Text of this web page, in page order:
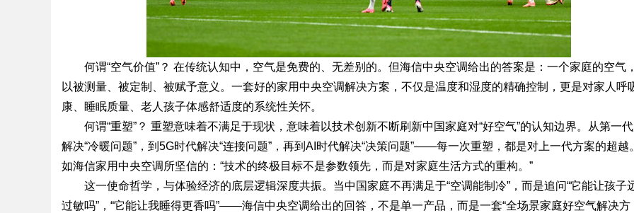
何谓“空气价值”？ 在传统认知中，空气是免费的、无差别的。但海信中央空调给出的答案是：一个家庭的空气
以被测量、被定制、被赋予意义。一套好的家用中央空调解决方案，不仅是温度和湿度的精确控制，更是对家人呼
康、睡眠质量、老人孩子体感舒适度的系统性关怀。
何谓“重塑”？ 重塑意味着不满足于现状，意味着以技术创新不断刷新中国家庭对“好空气”的认知边界。从第一
解决“冷暖问题”，到5G时代解决“连接问题”，再到AI时代解决“决策问题”——每一次重塑，都是对上一代方案的超越
如海信家用中央空调所坚信的：“技术的终极目标不是参数领先，而是对家庭生活方式的重构。”
这一使命哲学，与体验经济的底层逻辑深度共振。当中国家庭不再满足于“空调能制冷”，而是追问“它能让孩子
过敏吗”，“它能让我睡得更香吗”——海信中央空调给出的回答，不是单一产品，而是一套“全场景家庭好空气解决方